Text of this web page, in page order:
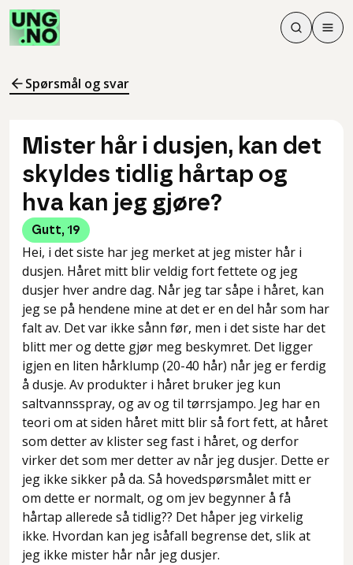
Søk
Søk
Meny
Spørsmål og svar
Mister hår i dusjen, kan det
skyldes tidlig hårtap og
hva kan jeg gjøre?
Gutt, 19
Hei, i det siste har jeg merket at jeg mister hår i
dusjen. Håret mitt blir veldig fort fettete og jeg
dusjer hver andre dag. Når jeg tar såpe i håret, kan
jeg se på hendene mine at det er en del hår som har
falt av. Det var ikke sånn før, men i det siste har det
blitt mer og dette gjør meg beskymret. Det ligger
igjen en liten hårklump (20-40 hår) når jeg er ferdig
å dusje. Av produkter i håret bruker jeg kun
saltvannsspray, og av og til tørrsjampo. Jeg har en
teori om at siden håret mitt blir så fort fett, at håret
som detter av klister seg fast i håret, og derfor
virker det som mer detter av når jeg dusjer. Dette er
jeg ikke sikker på da. Så hovedspørsmålet mitt er
om dette er normalt, og om jev begynner å få
hårtap allerede så tidlig?? Det håper jeg virkelig
ikke. Hvordan kan jeg isåfall begrense det, slik at
jeg ikke mister hår når jeg dusjer.